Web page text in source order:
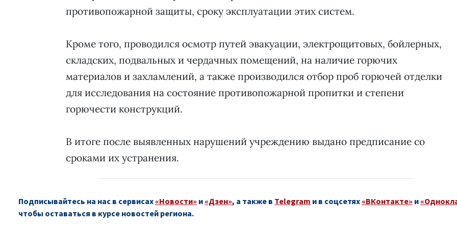
противопожарной защиты, сроку эксплуатации этих систем.
Кроме того, проводился осмотр путей эвакуации, электрощитовых, бойлерных,
складских, подвальных и чердачных помещений, на наличие горючих
материалов и захламлений, а также производился отбор проб горючей отделки
для исследования на состояние противопожарной пропитки и степени
горючести конструкций.
В итоге после выявленных нарушений учреждению выдано предписание со
сроками их устранения.
Подписывайтесь на нас в сервисах «Новости» и «Дзен», а также в Telegram и в соцсетях «ВКонтакте» и
чтобы оставаться в курсе новостей региона.